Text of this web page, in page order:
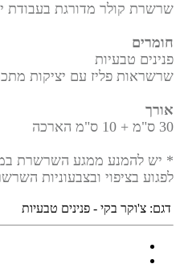
שרשרת קולר מדורגת בעבודת
חומרים
פנינים טבעיות
שרשראות פליז עם יציקות
אורך
30 ס"מ + 10 ס"מ הארכה
* יש להמנע ממגע השרשרת
לפגוע בציפוי ובצבעוניות
דגם: צ'וקר בקי - פנינים טבעיות